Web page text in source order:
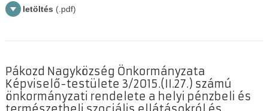
letöltés (.pdf)
Pákozd Nagyközség Önkormányzata
Képviselő-testülete 3/2015.(II.27.) számú
önkormányzati rendelete a helyi pénzbeli és